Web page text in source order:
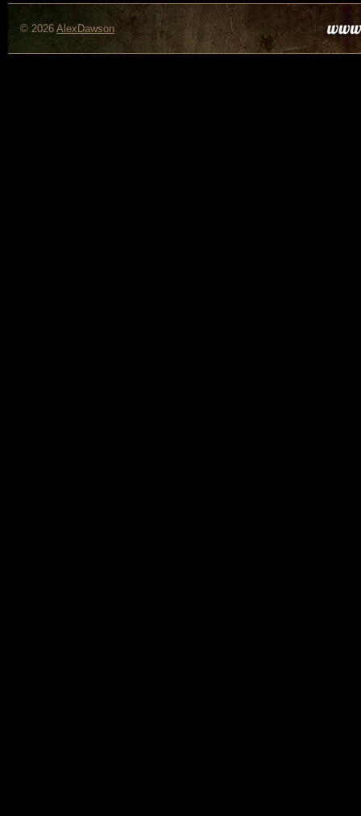
© 2026 AlexDawson